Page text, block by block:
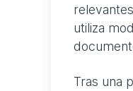
utiliza
Tras una